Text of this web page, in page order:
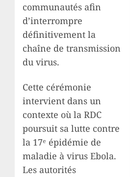
communautés afin
d’interrompre
définitivement la
chaîne de transmission
du virus.
Cette cérémonie
intervient dans un
contexte où la RDC
poursuit sa lutte contre
la 17ᵉ épidémie de
maladie à virus Ebola.
Les autorités